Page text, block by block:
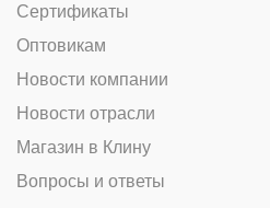
Сертификаты
Оптовикам
Новости компании
Новости отрасли
Магазин в Клину
Вопросы и ответы